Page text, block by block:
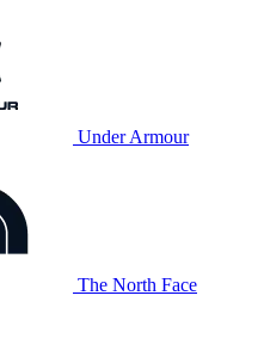
Under Armour
The North Face